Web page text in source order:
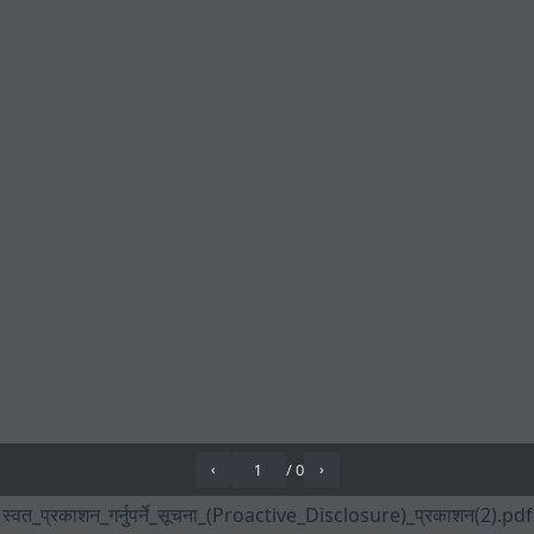
‹ /0 ›
स्वत_प्रकाशन_गर्नुपर्ने_सूचना_(Proactive_Disclosure)_प्रकाशन(2).pdf